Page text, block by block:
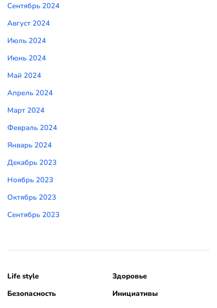
Сентябрь 2024
Август 2024
Июль 2024
Июнь 2024
Май 2024
Апрель 2024
Март 2024
Февраль 2024
Январь 2024
Декабрь 2023
Ноябрь 2023
Октябрь 2023
Сентябрь 2023
Life style
Безопасность
Здоровье
Инициативы